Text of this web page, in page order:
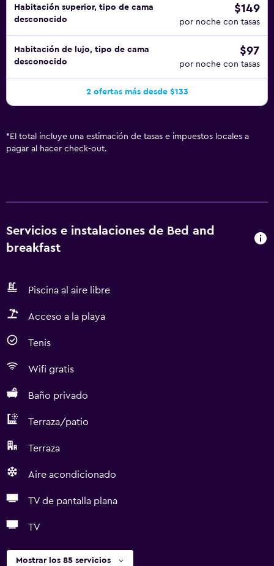
Habitación superior, tipo de cama
desconocido
$149
por noche con tasas
Habitación de lujo, tipo de cama
desconocido
$97
por noche con tasas
2 ofertas más desde $133
* El total incluye una estimación de tasas e impuestos locales a
pagar al hacer check-out.
Servicios e instalaciones de Bed and
breakfast
Piscina al aire libre
Acceso a la playa
Tenis
Wifi gratis
Baño privado
Terraza/patio
Terraza
Aire acondicionado
TV de pantalla plana
TV
Mostrar los 85 servicios